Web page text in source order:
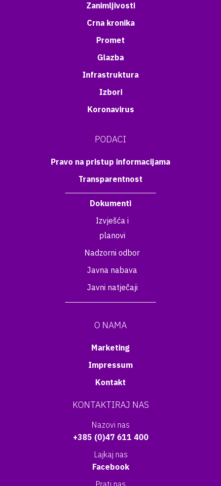
Zanimljivosti
Crna kronika
Promet
Glazba
Infrastruktura
Izbori
Koronavirus
PODACI
Pravo na pristup informacijama
Transparentnost
Dokumenti
Izvješća i
planovi
Nadzorni odbor
Javna nabava
Javni natječaji
O NAMA
Marketing
Impressum
Kontakt
KONTAKTIRAJ NAS
Nazovi nas
+385 (0)47 611 400
Lajkaj nas
Facebook
Prati nas